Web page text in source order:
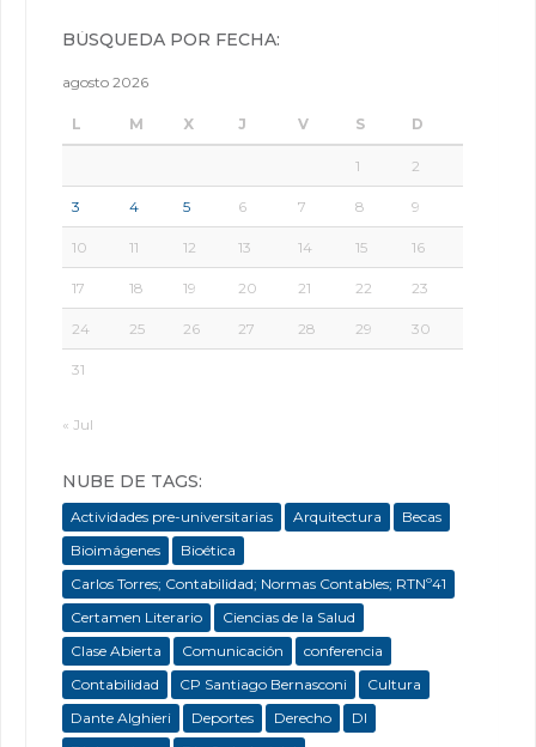
BÚSQUEDA POR FECHA:
agosto 2026
L M X J V S D
1 2
3 4 5 6 7 8 9
10 11 12 13 14 15 16
17 18 19 20 21 22 23
24 25 26 27 28 29 30
31
« Jul
NUBE DE TAGS:
Actividades pre-universitarias Arquitectura
Becas
Bioimágenes
Bioética
Carlos Torres; Contabilidad; Normas Contables; RTNº41
Certamen Literario
Ciencias de la Salud
Clase Abierta
Comunicación
conferencia
Contabilidad
CP Santiago Bernasconi
Cultura
Dante Alghieri
Deportes Derecho
DI